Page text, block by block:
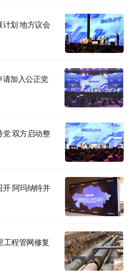
划 地方议会
请加入公正党
双方启动整
阿玛纳特并
工程管网修复